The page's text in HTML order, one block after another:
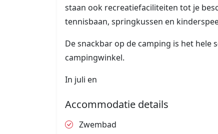
staan ook recreatiefaciliteiten tot je
tennisbaan, springkussen en
De snackbar op de camping is het hele
campingwinkel.
In juli en
Accommodatie details
Zwembad